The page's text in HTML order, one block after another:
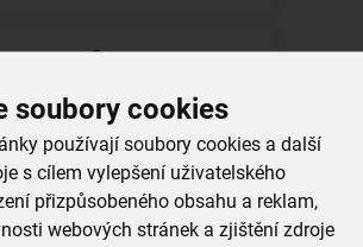
soubory cookies
používají soubory cookies a další
s cílem vylepšení uživatelského
přizpůsobeného obsahu a reklam,
webových stránek a zjištění zdroje
dětská lžíce KOCOUŘI 1 ks